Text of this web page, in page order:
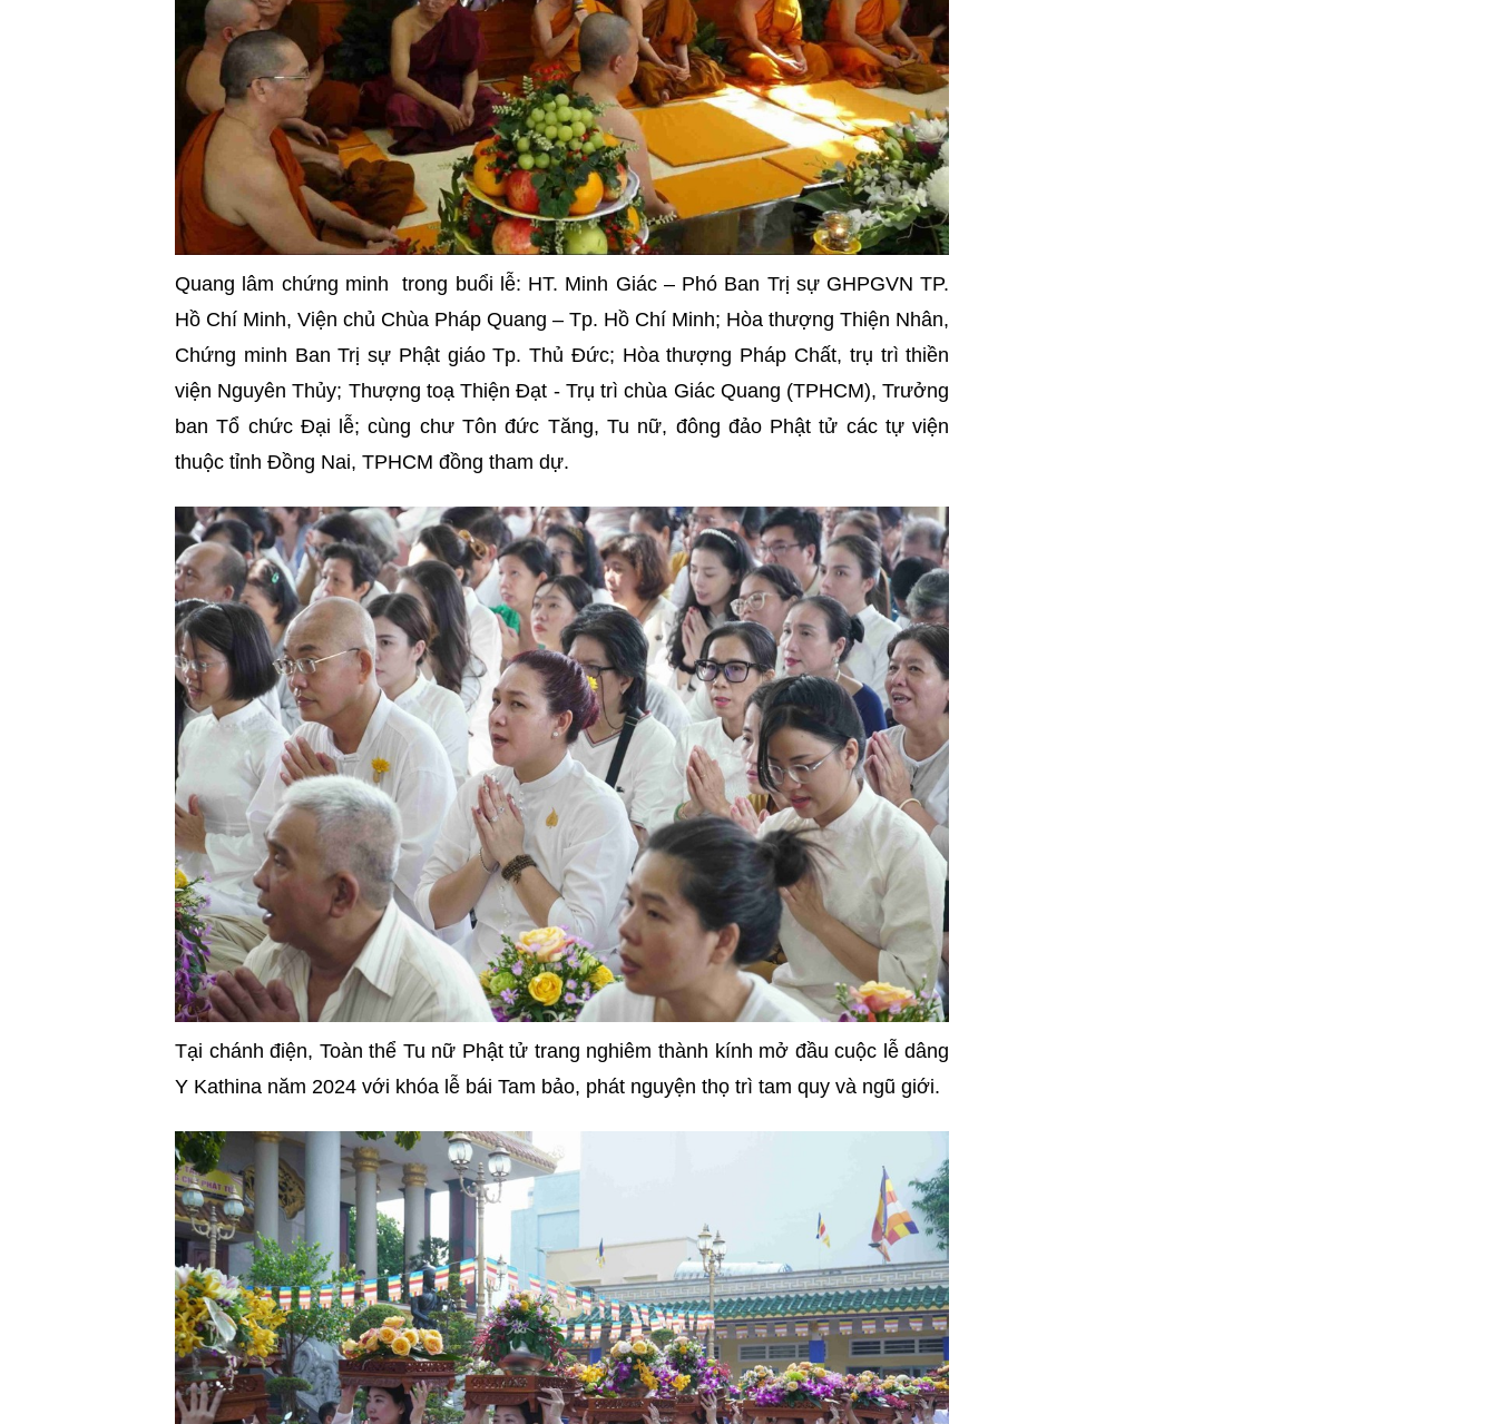
Quang lâm chứng minh trong buổi lễ: HT. Minh Giác – Phó Ban Trị sự GHPGVN TP.
Hồ Chí Minh, Viện chủ Chùa Pháp Quang – Tp. Hồ Chí Minh; Hòa thượng Thiện Nhân,
Chứng minh Ban Trị sự Phật giáo Tp. Thủ Đức; Hòa thượng Pháp Chất, trụ trì thiền
viện Nguyên Thủy; Thượng toạ Thiện Đạt - Trụ trì chùa Giác Quang (TPHCM), Trưởng
ban Tổ chức Đại lễ; cùng chư Tôn đức Tăng, Tu nữ, đông đảo Phật tử các tự viện
thuộc tỉnh Đồng Nai, TPHCM đồng tham dự.
Tại chánh điện, Toàn thể Tu nữ Phật tử trang nghiêm thành kính mở đầu cuộc lễ dâng
Y Kathina năm 2024 với khóa lễ bái Tam bảo, phát nguyện thọ trì tam quy và ngũ giới.